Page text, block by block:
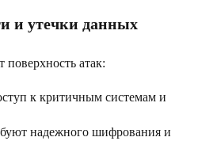
и утечки данных
поверхность атак:
к критичным системам и
надежного шифрования и